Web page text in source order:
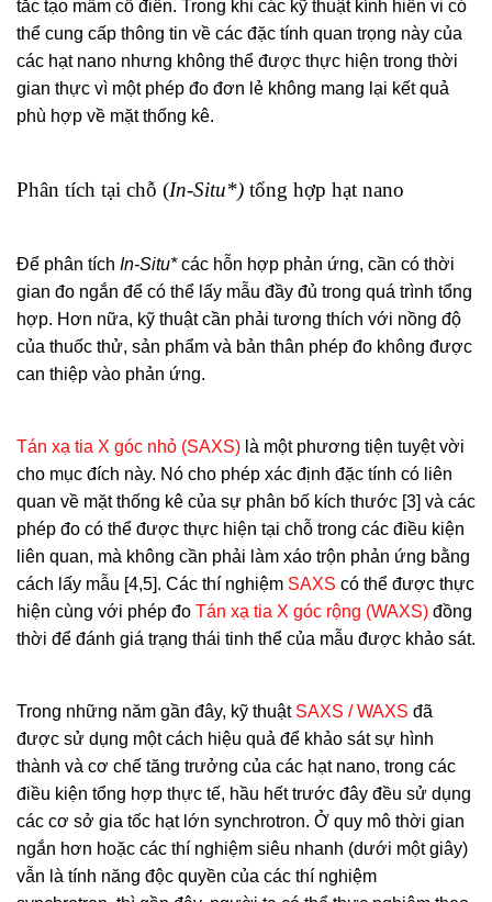
tắc tạo mầm cổ điển. Trong khi các kỹ thuật kính hiển vi có
thể cung cấp thông tin về các đặc tính quan trọng này của
các hạt nano nhưng không thể được thực hiện trong thời
gian thực vì một phép đo đơn lẻ không mang lại kết quả
phù hợp về mặt thống kê.
Phân tích tại chỗ (In-Situ*) tổng hợp hạt nano
Để phân tích In-Situ*các hỗn hợp phản ứng, cần có thời
gian đo ngắn để có thể lấy mẫu đầy đủ trong quá trình tổng
hợp. Hơn nữa, kỹ thuật cần phải tương thích với nồng độ
của thuốc thử, sản phẩm và bản thân phép đo không được
can thiệp vào phản ứng.
Tán xạ tia X góc nhỏ (SAXS) là một phương tiện tuyệt vời
cho mục đích này. Nó cho phép xác định đặc tính có liên
quan về mặt thống kê của sự phân bố kích thước [3] và các
phép đo có thể được thực hiện tại chỗ trong các điều kiện
liên quan, mà không cần phải làm xáo trộn phản ứng bằng
cách lấy mẫu [4,5]. Các thí nghiệm SAXS có thể được thực
hiện cùng với phép đo Tán xạ tia X góc rộng (WAXS) đồng
thời để đánh giá trạng thái tinh thể của mẫu được khảo sát.
Trong những năm gần đây, kỹ thuật SAXS / WAXS đã
được sử dụng một cách hiệu quả để khảo sát sự hình
thành và cơ chế tăng trưởng của các hạt nano, trong các
điều kiện tổng hợp thực tế, hầu hết trước đây đều sử dụng
các cơ sở gia tốc hạt lớn synchrotron. Ở quy mô thời gian
ngắn hơn hoặc các thí nghiệm siêu nhanh (dưới một giây)
vẫn là tính năng độc quyền của các thí nghiệm